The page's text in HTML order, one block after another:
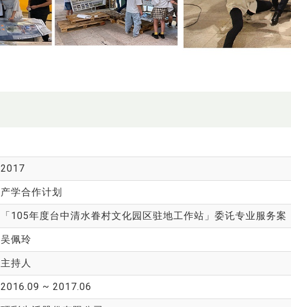
2017
产学合作计划
「105年度台中清水眷村文化园区驻地工作站」委讬专业服务
吴佩玲
主持人
2016.09 ~ 2017.06